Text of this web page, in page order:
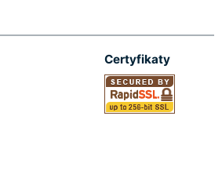
Certyfikaty